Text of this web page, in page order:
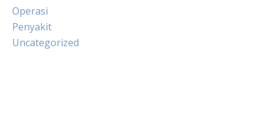
Operasi
Penyakit
Uncategorized